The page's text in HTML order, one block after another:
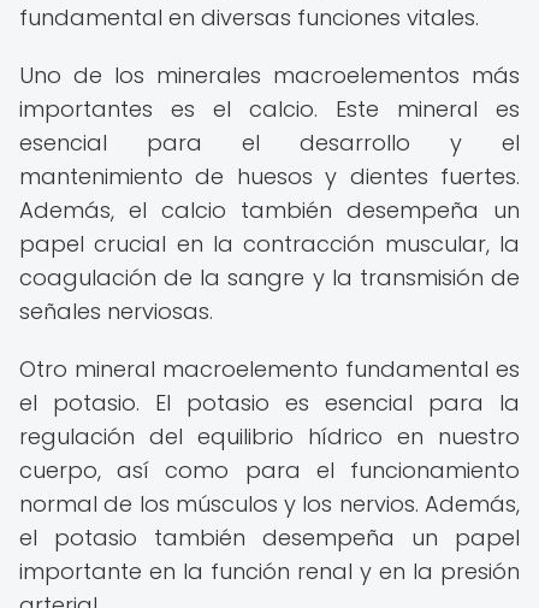
fundamental en diversas funciones vitales.
Uno de los minerales macroelementos más
importantes es el calcio. Este mineral es
esencial para el desarrollo y el
mantenimiento de huesos y dientes fuertes.
Además, el calcio también desempeña un
papel crucial en la contracción muscular, la
coagulación de la sangre y la transmisión de
señales nerviosas.
Otro mineral macroelemento fundamental es
el potasio. El potasio es esencial para la
regulación del equilibrio hídrico en nuestro
cuerpo, así como para el funcionamiento
normal de los músculos y los nervios. Además,
el potasio también desempeña un papel
importante en la función renal y en la presión